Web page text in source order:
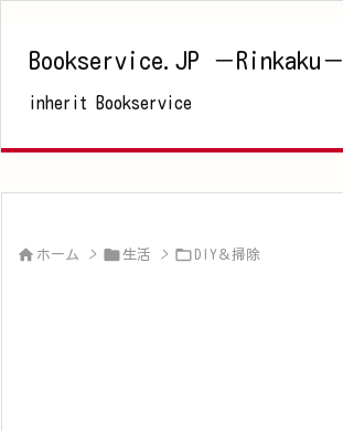
Bookservice.JP －Rinkaku－
inherit Bookservice
 ホーム > 生活 >  DIY＆掃除